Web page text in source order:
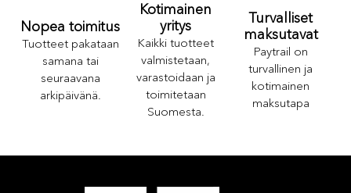
Nopea toimitus
Tuotteet pakataan
samana tai
seuraavana
arkipäivänä.
Kotimainen
yritys
Kaikki tuotteet
valmistetaan,
varastoidaan ja
toimitetaan
Suomesta.
Turvalliset
maksutavat
Paytrail on
turvallinen ja
kotimainen
maksutapa